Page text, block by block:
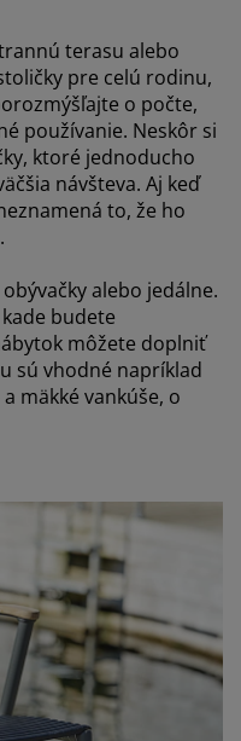
terasu alebo
pre celú rodinu,
o počte,
používanie. Neskôr si
ktoré jednoducho
návšteva. Aj keď
to, že ho
alebo jedálne.
budete
môžete doplniť
sú vhodné napríklad
mäkké vankúše, o